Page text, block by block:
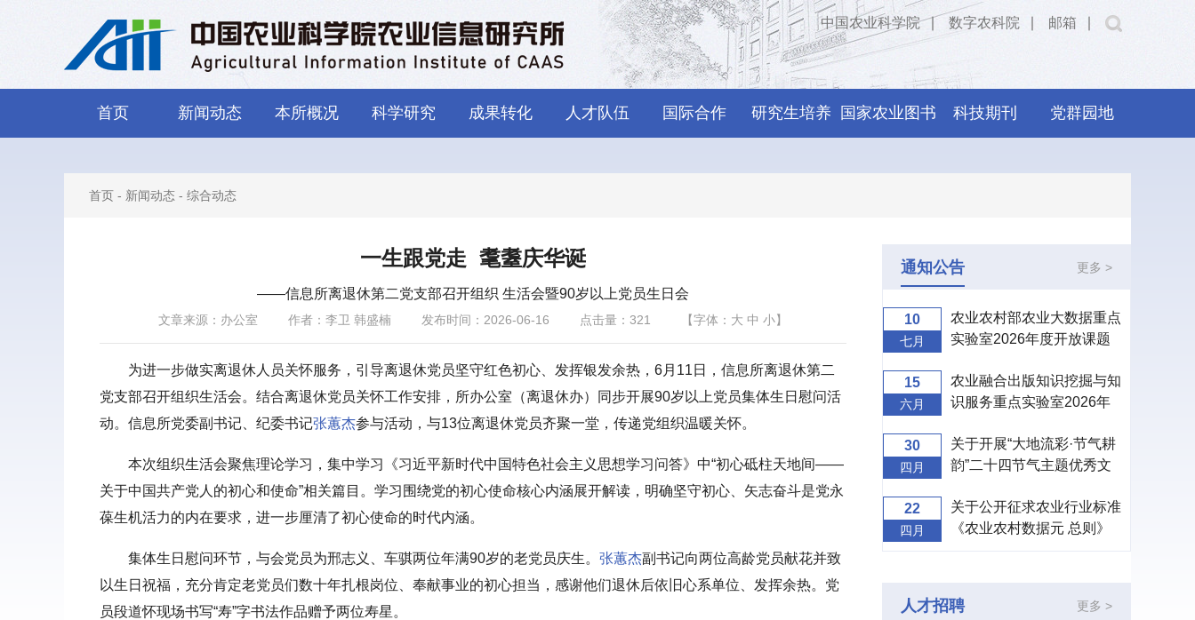
中国农业科学院 ∣ 数字农科院 邮箱
首页 新闻动态 本所概况 科学研究 成果转化 人才队伍 国际合作 研究生培养 国家农业图书 科技期刊 党群园地
首页 - 新闻动态 - 综合动态
一生跟党走 耄耋庆华诞
——信息所离退休第二党支部召开组织 生活会暨90岁以上党员生日会
文章来源：办公室 作者：李卫 韩盛楠 发布时间：2026-06-16 点击量： 321 【字体： 大 中 小】
为进一步做实离退休人员关怀服务，引导离退休党员坚守红色初心、发挥银发余热，6月11日，信息所离退休第二
党支部召开组织生活会。结合离退休党员关怀工作安排，所办公室（离退休办）同步开展90岁以上党员集体生日慰问活
动。信息所党委副书记、纪委书记张蕙杰参与活动，与13位离退休党员齐聚一堂，传递党组织温暖关怀。
本次组织生活会聚焦理论学习，集中学习《习近平新时代中国特色社会主义思想学习问答》中“初心砥柱天地间——
关于中国共产党人的初心和使命”相关篇目。学习围绕党的初心使命核心内涵展开解读，明确坚守初心、矢志奋斗是党永
葆生机活力的内在要求，进一步厘清了初心使命的时代内涵。
集体生日慰问环节，与会党员为邢志义、车骐两位年满90岁的老党员庆生。 张蕙杰副书记向两位高龄党员献花并致
以生日祝福，充分肯定老党员们数十年扎根岗位、奉献事业的初心担当，感谢他们退休后依旧心系单位、发挥余热。党
员段道怀现场书写“寿”字书法作品赠予两位寿星。
通知公告 更多 >
10
七月
农业农村部农业大数据重点
实验室2026年度开放课题
15
六月
农业融合出版知识挖掘与知
识服务重点实验室2026年
30
四月
关于开展“大地流彩·节气耕
韵”二十四节气主题优秀文
22
四月
关于公开征求农业行业标准
《农业农村数据元 总则》
人才招聘 更多 >